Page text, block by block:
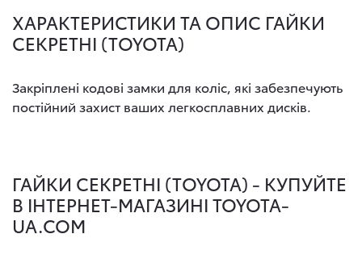
ХАРАКТЕРИСТИКИ ТА ОПИС ГАЙКИ
СЕКРЕТНІ (ТOYOTA)
Закріплені кодові замки для коліс, які забезпечують
постійний захист ваших легкосплавних дисків.
ГАЙКИ СЕКРЕТНІ (ТOYOTA) - КУПУЙТЕ
В ІНТЕРНЕТ-МАГАЗИНІ TOYOTA-
UA.COM